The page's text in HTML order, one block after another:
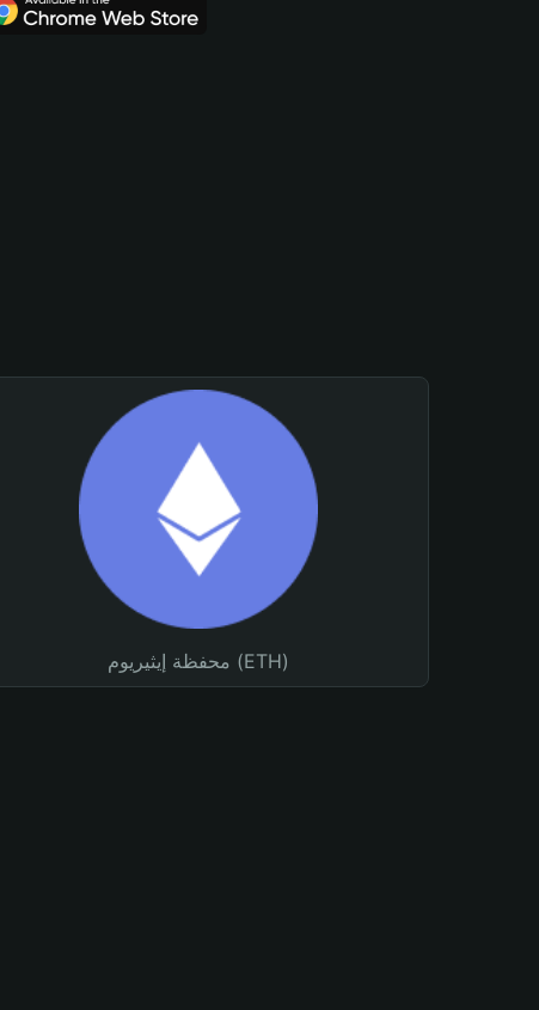
محفظة إيثيريوم (ETH)